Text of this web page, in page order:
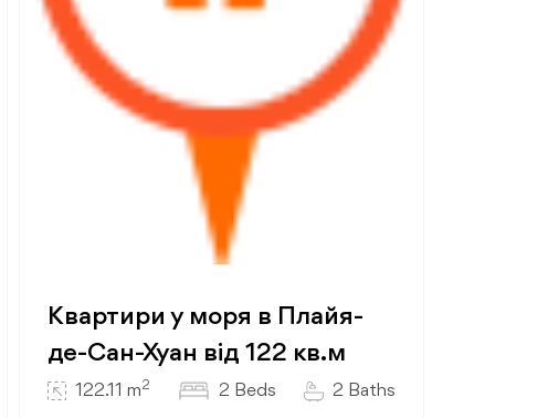
Квартири у моря в Плайя-
де-Сан-Хуан від 122 кв.м
122.11 m2 2 Beds 2 Baths